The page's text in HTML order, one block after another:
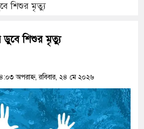
শিশুর মৃত্যু
শিশুর মৃত্যু
অপরাহ্ন, রবিবার, ২৪ মে ২০২৬